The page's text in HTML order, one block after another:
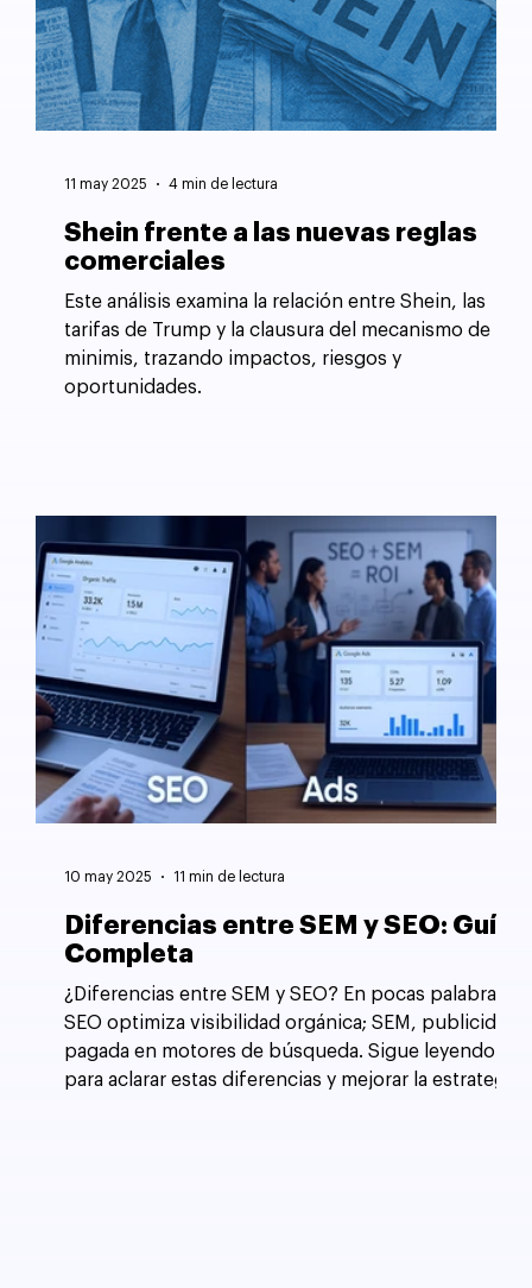
Shein frente a las nuevas reglas
comerciales
Este análisis examina la relación entre Shein, las
tarifas de Trump y la clausura del mecanismo de
minimis, trazando impactos, riesgos y
oportunidades.
11 may 2025 4 min de lectura
Diferencias entre SEM y SEO: Guía
Completa
¿Diferencias entre SEM y SEO? En pocas palabras,
SEO optimiza visibilidad orgánica; SEM, publicidad
pagada en motores de búsqueda. Sigue leyendo
para aclarar estas diferencias y mejorar la estrategia
10 may 2025 11 min de lectura